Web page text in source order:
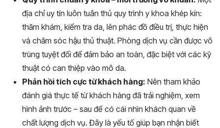
địa chỉ uy tín luôn tuân thủ quy trình y khoa khép kín:
thăm khám, kiểm tra da, lên phác đồ điều trị, thực hiện
và chăm sóc hậu thủ thuật. Phòng dịch vụ cần được vô
trùng tuyệt đối để đảm bảo an toàn, đặc biệt với các kỹ
thuật có can thiệp vào mô da.
Phản hồi tích cực từ khách hàng: Nên tham khảo
đánh giá thực tế từ khách hàng đã trải nghiệm, xem
hình ảnh trước – sau để có cái nhìn khách quan về
chất lượng dịch vụ. Đây là yếu tố giúp bạn nhận biết